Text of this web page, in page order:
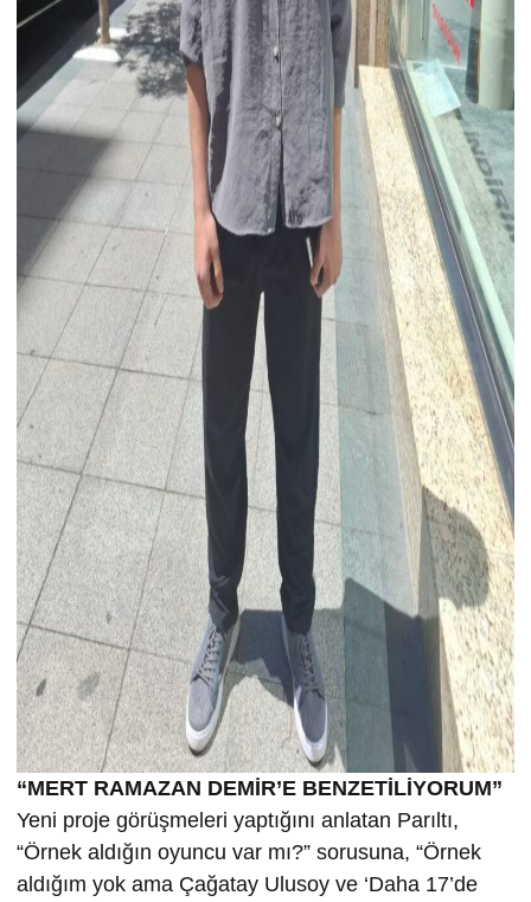
“MERT RAMAZAN DEMİR’E BENZETİLİYORUM”
Yeni proje görüşmeleri yaptığını anlatan Parıltı,
“Örnek aldığın oyuncu var mı?” sorusuna, “Örnek
aldığım yok ama Çağatay Ulusoy ve ‘Daha 17’de